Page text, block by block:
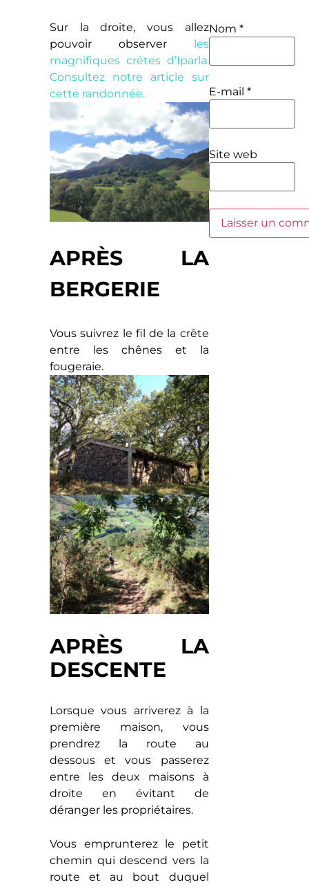
Sur la droite, vous allez
pouvoir observer les
magnifiques crêtes d’Iparla.
Consultez notre article sur
cette randonnée.
APRÈS LA
BERGERIE
Vous suivrez le fil de la crête
entre les chênes et la
fougeraie.
APRÈS LA
DESCENTE
Lorsque vous arriverez à la
première maison, vous
prendrez la route au
dessous et vous passerez
entre les deux maisons à
droite en évitant de
déranger les propriétaires.
Vous emprunterez le petit
chemin qui descend vers la
route et au bout duquel
Nom *
E-mail *
Site web